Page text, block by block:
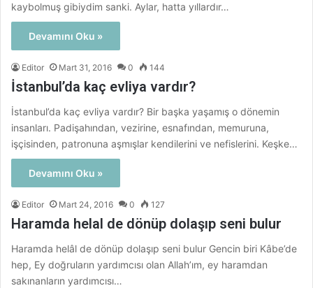
kaybolmuş gibiydim sanki. Aylar, hatta yıllardır…
Devamını Oku »
Editor Mart 31, 2016 0 144
İstanbul’da kaç evliya vardır?
İstanbul’da kaç evliya vardır? Bir başka yaşamış o dönemin
insanları. Padişahından, vezirine, esnafından, memuruna,
işçisinden, patronuna aşmışlar kendilerini ve nefislerini. Keşke…
Devamını Oku »
Editor Mart 24, 2016 0 127
Haramda helal de dönüp dolaşıp seni bulur
Haramda helâl de dönüp dolaşıp seni bulur Gencin biri Kâbe’de
hep, Ey doğruların yardımcısı olan Allah’ım, ey haramdan
sakınanların yardımcısı…